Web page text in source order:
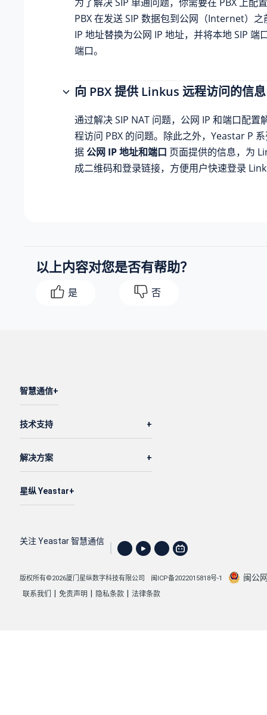
PBX 在发送 SIP 数据包到公网（Internet）
IP 地址替换为公网 IP 地址，并将本地 SIP 端
端口。
向 PBX 提供 Linkus 远程访问的信息
通过解决 SIP NAT 问题，公网 IP 和端口配置
程访问 PBX 的问题。除此之外， Yeastar P 系
据公网 IP 地址和端口 页面提供的信息，为
成二维码和登录链接，方便用户快速登录
以上内容对您是否有帮助？
是 否
智慧通信
技术支持
解决方案
星纵 Yeastar
关注 Yeastar 智慧通信
版权所有©2026厦门星纵数字科技有限公司 闽ICP备2022015818号-1 闽公
联系我们 免责声明 隐私条款 法律条款